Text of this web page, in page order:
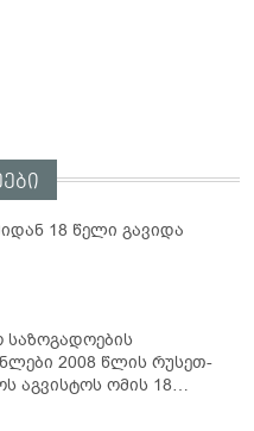
18 წელი გავიდა
2008 წლის რუსეთ-
აგვისტოს ომის 18
ერთობლივ